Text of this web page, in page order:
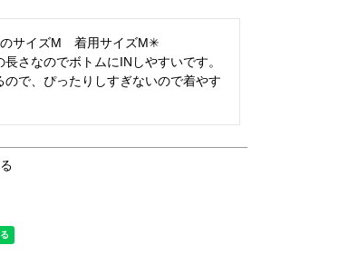
サイズM　着用サイズM✳︎
さなのでボトムにINしやすいです。
ので、ぴったりしすぎないので着やす